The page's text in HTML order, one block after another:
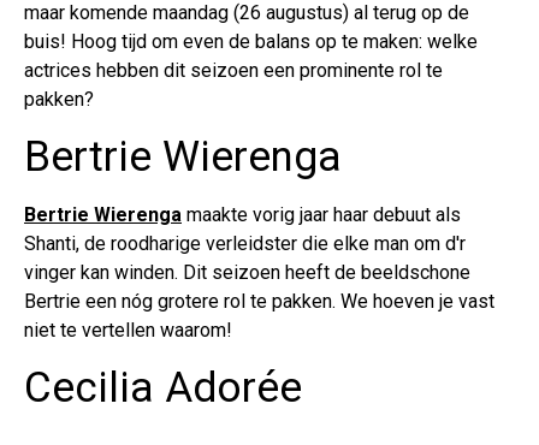
maar komende maandag (26 augustus) al terug op de
buis! Hoog tijd om even de balans op te maken: welke
actrices hebben dit seizoen een prominente rol te
pakken?
Bertrie Wierenga
Bertrie Wierenga maakte vorig jaar haar debuut als
Shanti, de roodharige verleidster die elke man om d'r
vinger kan winden. Dit seizoen heeft de beeldschone
Bertrie een nóg grotere rol te pakken. We hoeven je vast
niet te vertellen waarom!
Cecilia Adorée